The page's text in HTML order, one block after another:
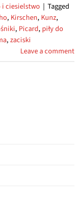
ciesielstwo | Tagged
, Kirschen, Kunz,
, Picard, piły do
,zaciski
Leave a comment